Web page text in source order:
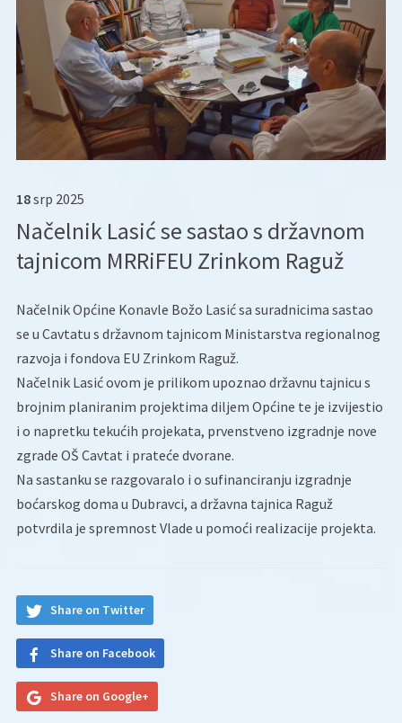
18srp 2025
Načelnik Lasić se sastao s državnom
tajnicom MRRiFEU Zrinkom Raguž
Načelnik Općine Konavle Božo Lasić sa suradnicima sastao
se u Cavtatu s državnom tajnicom Ministarstva regionalnog
razvoja i fondova EU Zrinkom Raguž.
Načelnik Lasić ovom je prilikom upoznao državnu tajnicu s
brojnim planiranim projektima diljem Općine te je izvijestio
i o napretku tekućih projekata, prvenstveno izgradnje nove
zgrade OŠ Cavtat i prateće dvorane.
Na sastanku se razgovaralo i o sufinanciranju izgradnje
boćarskog doma u Dubravci, a državna tajnica Raguž
potvrdila je spremnost Vlade u pomoći realizacije projekta.
Share on Twitter
Share on Facebook
Share on Google+